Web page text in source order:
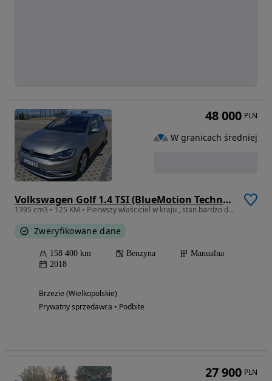
Volkswagen Golf 1.4 TSI (BlueMotion Technology) Comfortline
1395 cm3 • 125 KM • Pierwszy właściciel w kraju , stan bardzo dobry.
Zweryfikowane dane
158 400 km Benzyna
Manualna
2018
Brzezie (Wielkopolskie)
Prywatny sprzedawca • Podbite
48 000 PLN
W granicach średniej
27 900 PLN